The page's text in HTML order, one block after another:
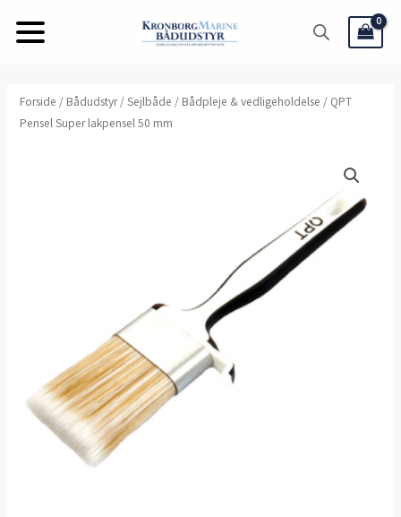
Forside / Bådudstyr/Sejlbåde / Bådpleje & vedligeholdelse / QPT
Pensel Super lakpensel 50 mm
QPT
Pensel